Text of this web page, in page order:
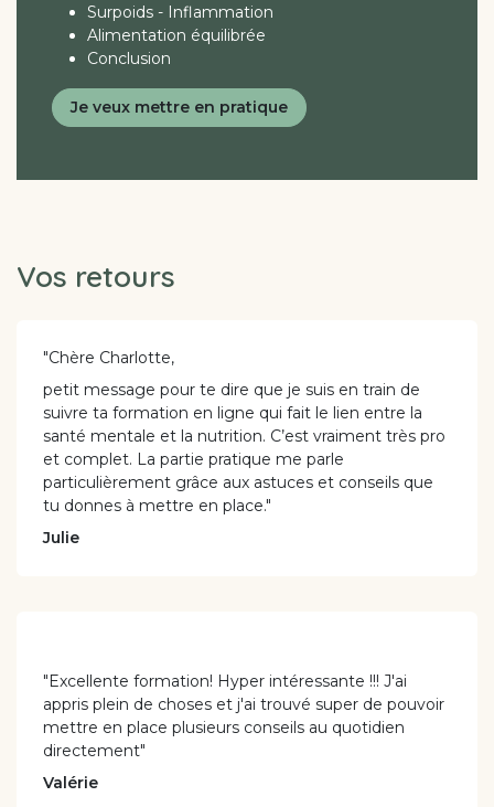
Surpoids - Inflammation
Alimentation équilibrée
Conclusion
Je veux mettre en pratique
Vos retours
"Chère Charlotte,
petit message pour te dire que je suis en train de
suivre ta formation en ligne qui fait le lien entre la
santé mentale et la nutrition. C’est vraiment très pro
et complet. La partie pratique me parle
particulièrement grâce aux astuces et conseils que
tu donnes à mettre en place."
Julie
"Excellente formation! Hyper intéressante !!! J'ai
appris plein de choses et j'ai trouvé super de pouvoir
mettre en place plusieurs conseils au quotidien
directement"
Valérie